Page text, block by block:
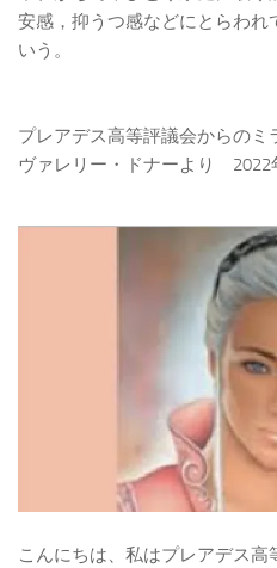
安感，抑うつ感などにとらわれ
いう。
プレアデス高等評議会からのミ
ヴァレリー・ドナーより 2022
こんにちは、私はプレアデス高